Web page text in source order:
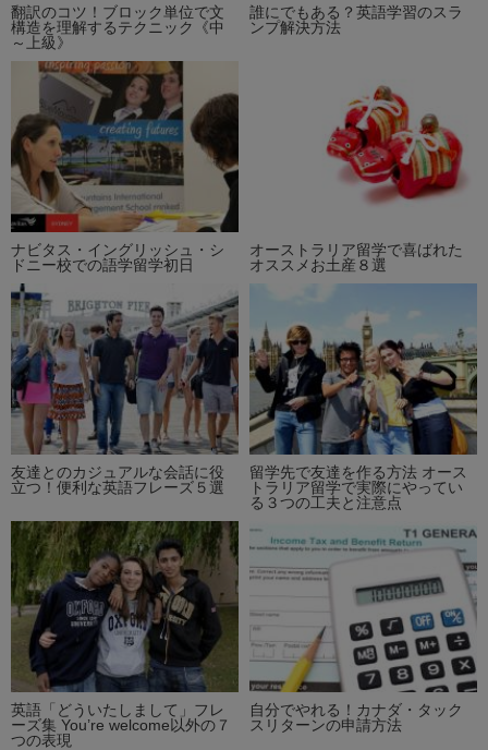
翻訳のコツ！ブロック単位で文
構造を理解するテクニック《中
～上級》
誰にでもある？英語学習のスラ
ンプ解決方法
ナビタス・イングリッシュ・シ
ドニー校での語学留学初日
オーストラリア留学で喜ばれた
オススメお土産８選
友達とのカジュアルな会話に役
立つ！便利な英語フレーズ５選
留学先で友達を作る方法 オース
トラリア留学で実際にやってい
る３つの工夫と注意点
英語「どういたしまして」フレ
ーズ集 You’re welcome以外の７
つの表現
自分でやれる！カナダ・タック
スリターンの申請方法